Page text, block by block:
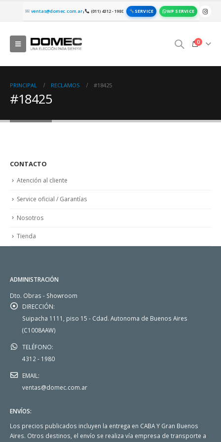
ventas@domec.com.ar| (011) 4312 - 1980 SERVICE WP SERVICE
0
PRINCIPAL RECLAMOS #18425
#18425
CONTACTO
Atención al cliente
Service oficial / Garantías
Nosotros
Tienda
ADMINISTRACIÓN
Dto. Obras - Showroom
DIRECCIÓN:
Suipacha 1111, piso 15 - Cdad. Autonoma de Buenos Aires
(C1008AAW)
TELÉFONO:
4312 - 1980
EMAIL:
ventas@domec.com.ar
ENVÍOS:
Los precios publicados incluyen la entrega en CABA Y Gran Buenos
Aires. Otros destinos, el envío se realiza vía empresa de transporte a